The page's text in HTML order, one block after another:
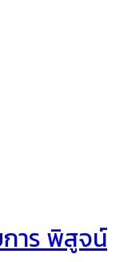
าร พิสูจน์